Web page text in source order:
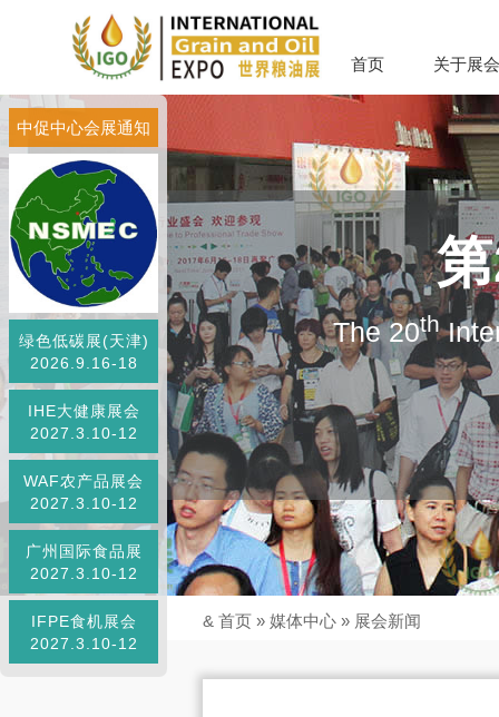
首页 关于展会
The 20th
中促中心会展通知
绿色低碳展(天津)
2026.9.16-18
IHE大健康展会
2027.3.10-12
WAF农产品展会
2027.3.10-12
广州国际食品展
2027.3.10-12
IFPE食机展会
2027.3.10-12
& 首页 » 媒体中心 » 展会新闻